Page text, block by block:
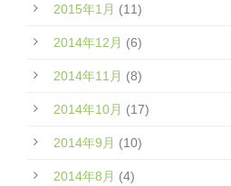
2015年1月 (11)
2014年12月 (6)
2014年11月 (8)
2014年10月 (17)
2014年9月 (10)
2014年8月 (4)